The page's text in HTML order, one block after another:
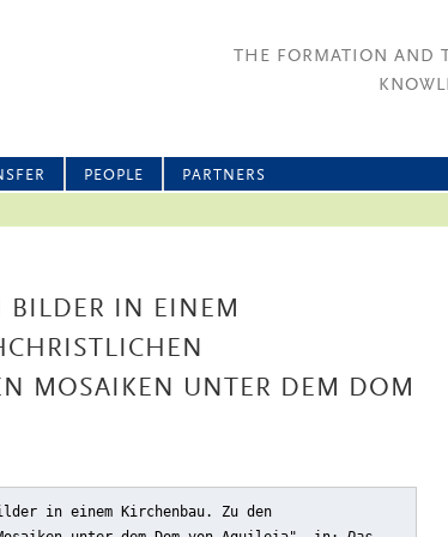
THE FORMATION AND
PEOPLE PARTNERS
BILDER IN EINEM
MOSAIKEN UNTER DEM DOM
in einem Kirchenbau. Zu den